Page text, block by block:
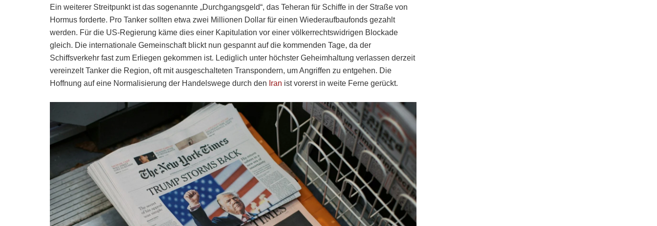
Ein weiterer Streitpunkt ist das sogenannte „Durchgangsgeld“, das Teheran für Schiffe in der Straße von
Hormus forderte. Pro Tanker sollten etwa zwei Millionen Dollar für einen Wiederaufbaufonds gezahlt
werden. Für die US-Regierung käme dies einer Kapitulation vor einer völkerrechtswidrigen Blockade
gleich. Die internationale Gemeinschaft blickt nun gespannt auf die kommenden Tage, da der
Schiffsverkehr fast zum Erliegen gekommen ist. Lediglich unter höchster Geheimhaltung verlassen derzeit
vereinzelt Tanker die Region, oft mit ausgeschalteten Transpondern, um Angriffen zu entgehen. Die
Hoffnung auf eine Normalisierung der Handelswege durch den Iran ist vorerst in weite Ferne gerückt.